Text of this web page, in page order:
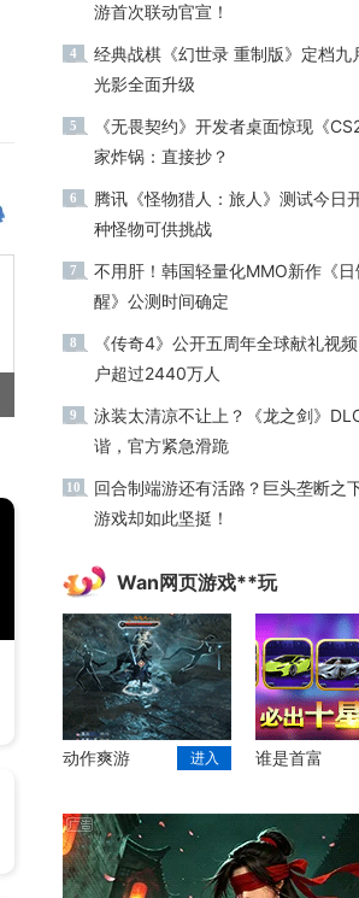
游首次联动官宣！
4
经典战棋《幻世录 重制版》定档九
光影全面升级
5
《无畏契约》开发者桌面惊现《
家炸锅：直接抄？
6
腾讯《怪物猎人：旅人》测试今日
种怪物可供挑战
7
不用肝！韩国轻量化MMO新作《
醒》公测时间确定
8
《传奇4》公开五周年全球献礼视
户超过2440万人
9
泳装太清凉不让上？《龙之剑》
谐，官方紧急滑跪
10
回合制端游还有活路？巨头垄断之
游戏却如此坚挺！
Wan网页游戏**玩
动作爽游 进入 谁是首富